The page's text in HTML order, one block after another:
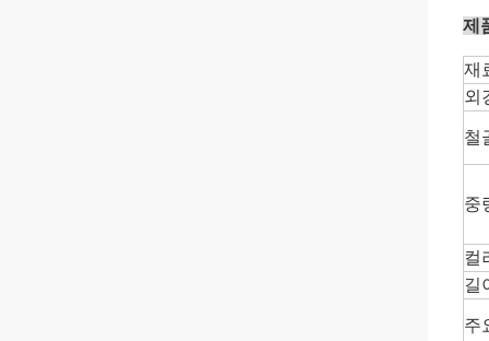
제
재
외
철
중
컬
길
주